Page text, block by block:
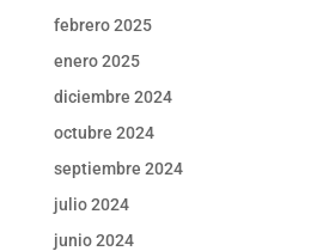
febrero 2025
enero 2025
diciembre 2024
octubre 2024
septiembre 2024
julio 2024
junio 2024